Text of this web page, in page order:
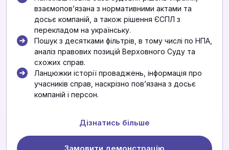
взаємоповʼязана з нормативними актами та
досьє компаній, а також рішення ЄСПЛ з
перекладом на українську.
Пошук з десятками фільтрів, в тому числі по НПА,
аналіз правових позицій Верховного Суду та
схожих справ.
Ланцюжки історії проваджень, інформація про
учасників справ, наскрізно повʼязана з досьє
компаній і персон.
Дізнатись більше